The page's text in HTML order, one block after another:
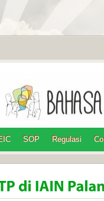
SOP Regulasi